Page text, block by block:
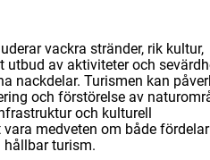
vackra stränder, rik kultur,
av aktiviteter och
nackdelar. Turismen kan
och förstörelse av
och kulturell
medveten om både
hållbar turism.